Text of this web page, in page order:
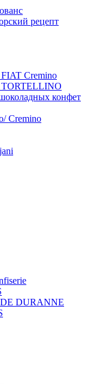
рецепт
Cremino
конфет
Cremino
DURANNE